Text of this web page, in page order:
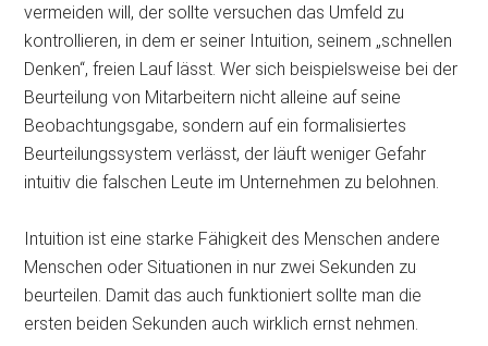
vermeiden will, der sollte versuchen das Umfeld zu
kontrollieren, in dem er seiner Intuition, seinem „schnellen
Denken“, freien Lauf lässt. Wer sich beispielsweise bei der
Beurteilung von Mitarbeitern nicht alleine auf seine
Beobachtungsgabe, sondern auf ein formalisiertes
Beurteilungssystem verlässt, der läuft weniger Gefahr
intuitiv die falschen Leute im Unternehmen zu belohnen.
Intuition ist eine starke Fähigkeit des Menschen andere
Menschen oder Situationen in nur zwei Sekunden zu
beurteilen. Damit das auch funktioniert sollte man die
ersten beiden Sekunden auch wirklich ernst nehmen.